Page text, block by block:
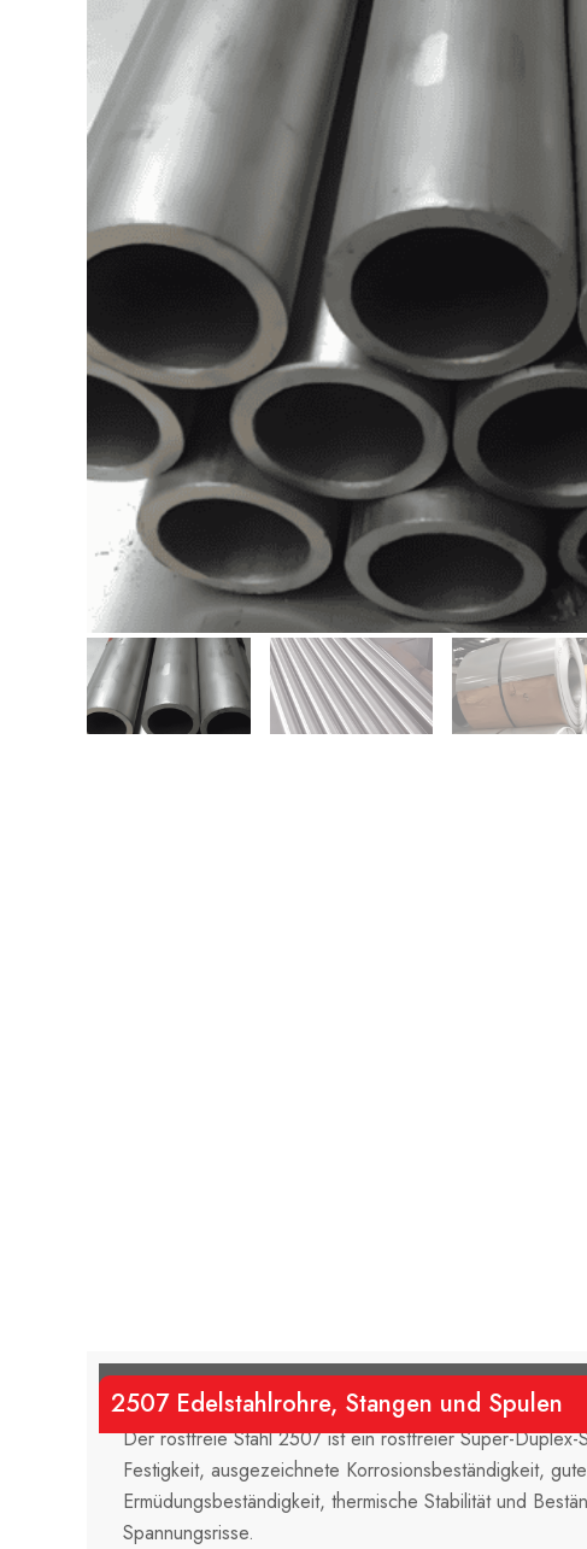
2507 Edelstahlrohre, Stangen und Spulen
Der rostfreie Stahl 2507 ist ein rostfreier Super-Duplex-
Festigkeit, ausgezeichnete Korrosionsbeständigkeit,
Ermüdungsbeständigkeit, thermische Stabilität und
Spannungsrisse.